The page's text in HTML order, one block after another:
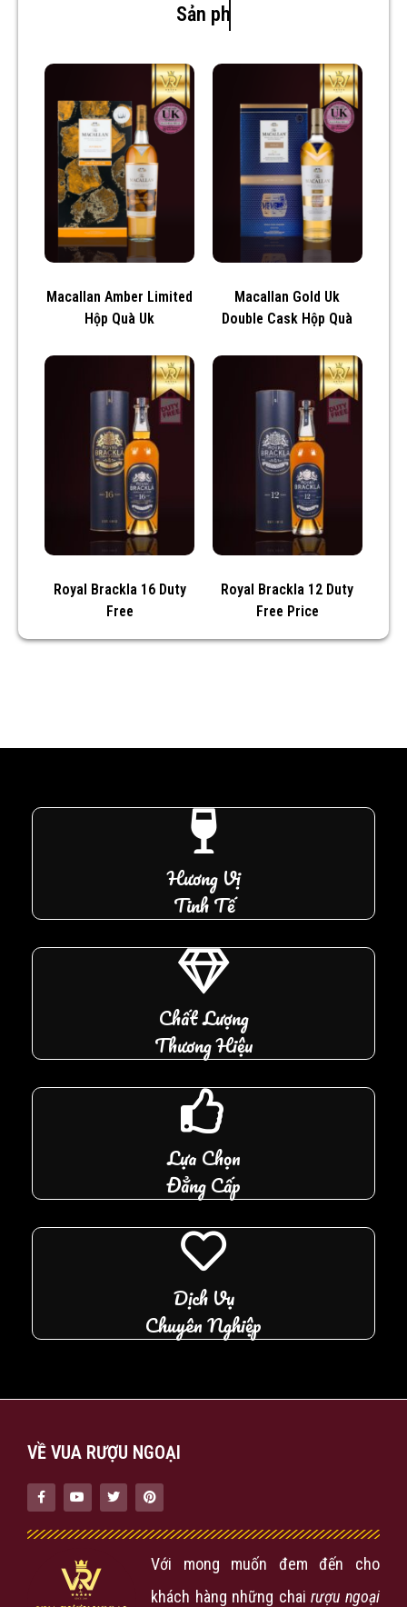
Sản phẩm mới
Macallan Amber Limited
Hộp Quà Uk
Macallan Gold Uk
Double Cask Hộp Quà
Royal Brackla 16 Duty
Free
Royal Brackla 12 Duty
Free Price
Hương Vị
Tinh Tế
Chất Lượng
Thương Hiệu
Lựa Chọn
Đẳng Cấp
Dịch Vụ
Chuyên Nghiệp
VỀ VUA RƯỢU NGOẠI
Với mong muốn đem đến cho
khách hàng những chairượu ngoại